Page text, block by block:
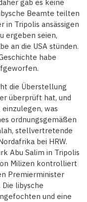
gab es keine
Beamte teilten
in Tripolis ansässigen
ergeben seien,
an die USA stünden.
habe
die Überstellung
überprüft hat, und
was
ordnungsgemäßen
stellvertretende
bei HRW.
Abu Salim in Tripolis
Milizen kontrolliert
Premierminister
libysche
und eine